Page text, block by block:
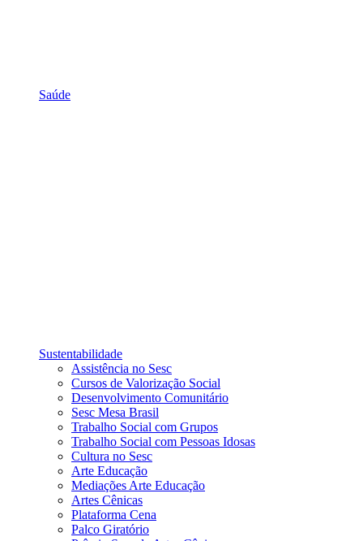
Saúde
Sustentabilidade
Assistência no Sesc
Cursos de Valorização Social
Desenvolvimento Comunitário
Sesc Mesa Brasil
Trabalho Social com Grupos
Trabalho Social com Pessoas Idosas
Cultura no Sesc
Arte Educação
Mediações Arte Educação
Artes Cênicas
Plataforma Cena
Palco Giratório